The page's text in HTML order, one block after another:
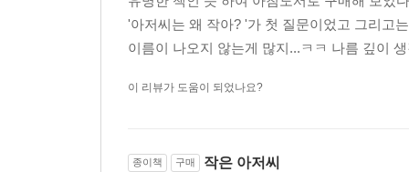
'아저씨는 왜 작아? '가 첫 질문이었고 그리고
이름이 나오지 않는게 많지...ㅋㅋ 나름 깊이
이 리뷰가 도움이 되었나요?
종이책 구매 작은 아저씨